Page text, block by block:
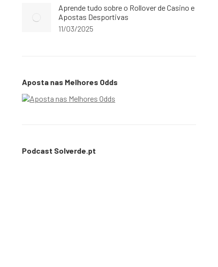
Aprende tudo sobre o Rollover de Casino e
Apostas Desportivas
11/03/2025
Aposta nas Melhores Odds
Podcast Solverde.pt